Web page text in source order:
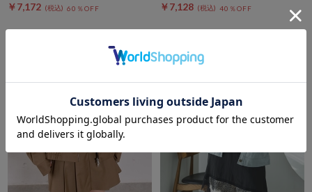
￥7,172 60％OFF ￥7,128 40％OFF